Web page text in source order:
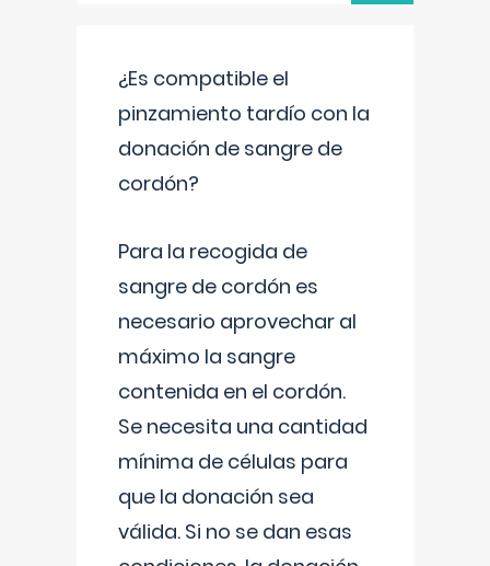
¿Es compatible el
pinzamiento tardío con la
donación de sangre de
cordón?
Para la recogida de
sangre de cordón es
necesario aprovechar al
máximo la sangre
contenida en el cordón.
Se necesita una cantidad
mínima de células para
que la donación sea
válida. Si no se dan esas